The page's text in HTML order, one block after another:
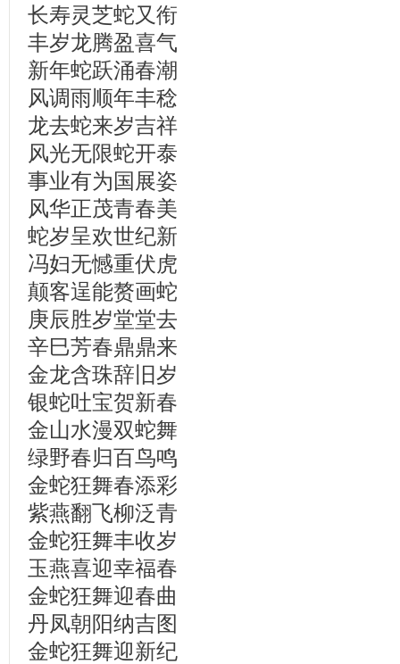
长寿灵芝蛇又衔
丰岁龙腾盈喜气
新年蛇跃涌春潮
风调雨顺年丰稔
龙去蛇来岁吉祥
风光无限蛇开泰
事业有为国展姿
风华正茂青春美
蛇岁呈欢世纪新
冯妇无憾重伏虎
颠客逞能赘画蛇
庚辰胜岁堂堂去
辛巳芳春鼎鼎来
金龙含珠辞旧岁
银蛇吐宝贺新春
金山水漫双蛇舞
绿野春归百鸟鸣
金蛇狂舞春添彩
紫燕翻飞柳泛青
金蛇狂舞丰收岁
玉燕喜迎幸福春
金蛇狂舞迎春曲
丹凤朝阳纳吉图
金蛇狂舞迎新纪